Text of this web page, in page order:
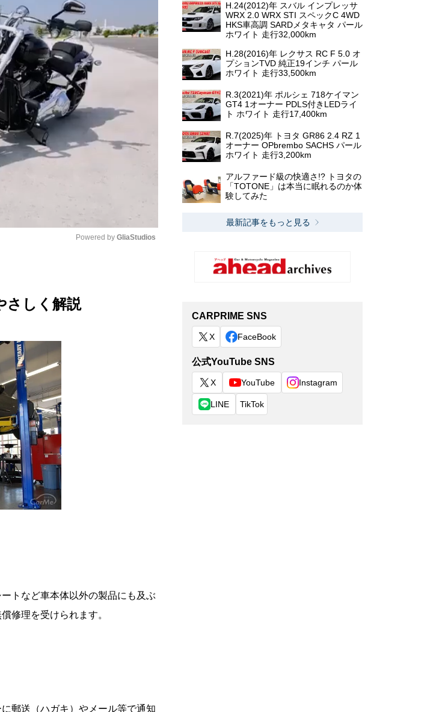
Powered by GliaStudios
さしく解説
ートなど車本体以外の製品にも及ぶ
修理を受けられます。
郵送（ハガキ）やメール等で通知
H.24(2012)年 スバル インプレッサ
WRX 2.0 WRX STI スペックC 4WD
HKS車高調 SARDメタキャタ パール
ホワイト 走行32,000km
H.28(2016)年 レクサス RC F 5.0 オ
プションTVD 純正19インチ パール
ホワイト 走行33,500km
R.3(2021)年 ポルシェ 718ケイマン
GT4 1オーナー PDLS付きLEDライ
ト ホワイト 走行17,400km
R.7(2025)年 トヨタ GR86 2.4 RZ 1
オーナー OPbrembo SACHS パール
ホワイト 走行3,200km
アルファード級の快適さ!? トヨタの
「TOTONE」は本当に眠れるのか体
験してみた
最新記事をもっと見る
CARPRIME SNS
X FaceBook
公式YouTube SNS
X YouTube Instagram
LINE TikTok